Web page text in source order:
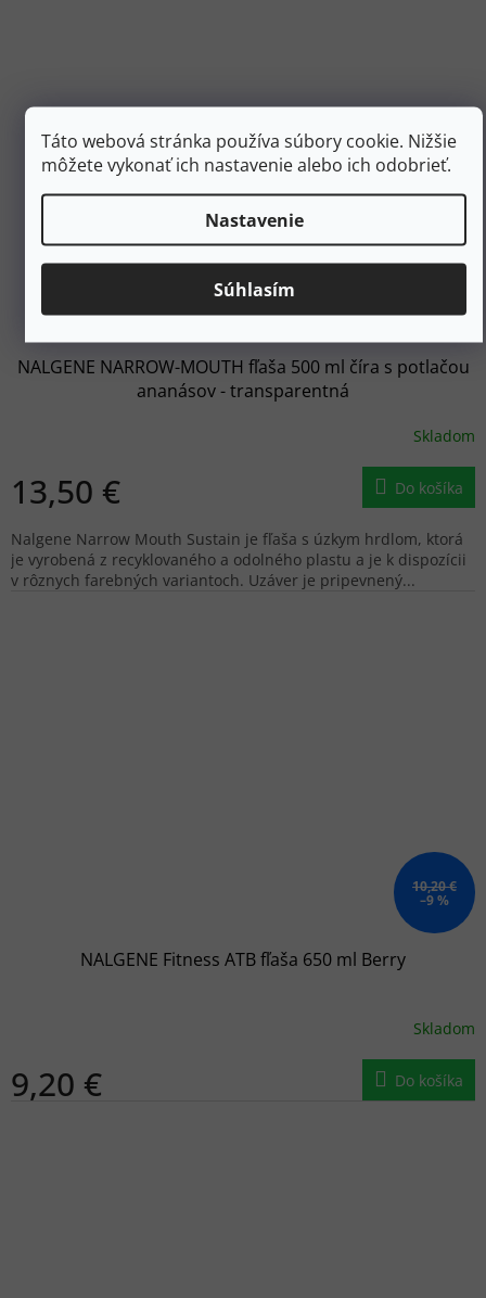
Táto webová stránka používa súbory cookie. Nižšie
môžete vykonať ich nastavenie alebo ich odobrieť.
Nastavenie
Súhlasím
NALGENE NARROW-MOUTH fľaša 500 ml číra s potlačou
ananásov - transparentná
Skladom
13,50 € Do košíka
Nalgene Narrow Mouth Sustain je fľaša s úzkym hrdlom, ktorá
je vyrobená z recyklovaného a odolného plastu a je k dispozícii
v rôznych farebných variantoch. Uzáver je pripevnený...
10,20 €
–9 %
NALGENE Fitness ATB fľaša 650 ml Berry
Skladom
9,20 € Do košíka